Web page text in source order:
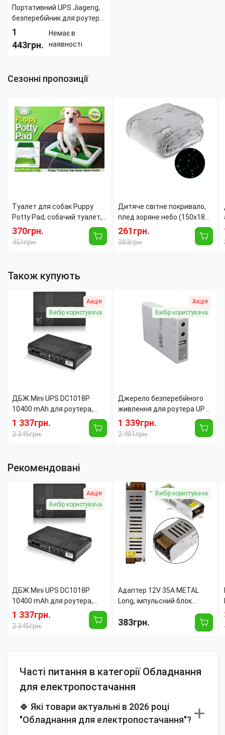
Портативний UPS Jiageng,
безперебійник для роутера
14000 mAh, power bank для
9V/12V для DC
1
443грн.
Немає в
наявності
Ширина:103 мм
Сезонні пропозиції
Туалет для собак Puppy
Potty Pad, собачий туалет,
лоток для собак, туалет
для цуценят домашній
туалет для
370грн.
451грн.
Дитяче світне покривало,
плед зоряне небо (150x180
см)
261грн.
383грн.
Також купують
Акція
Вибір користувача
ДБЖ Mini UPS DC1018P
10400 mAh для роутера,
модему та CCTV, 5V, 9V, 12 V,
PoE, USB, до 18 W, резервне
живлення для wi-fi, камер
1 337грн.
2 345грн.
Акція
Вибір користувача
Джерело безперебійного
живлення для роутера UPS
WGP MiniUPS DC, повербанк
для роутера 12V/9V/5V
1 339грн.
2 481грн.
Рекомендовані
Акція
Вибір користувача
ДБЖ Mini UPS DC1018P
10400 mAh для роутера,
модему та CCTV, 5V, 9V, 12 V,
PoE, USB, до 18 W, резервне
живлення для wi-fi, камер
1 337грн.
2 345грн.
Вибір користувача
Адаптер 12V 35A METAL
Long, імпульсний блок
охолодження, IP20
383грн.
Часті питання в категорії Обладнання
для електропостачання
🍀 Які товари актуальні в 2026 році
"Обладнання для електропостачання"?